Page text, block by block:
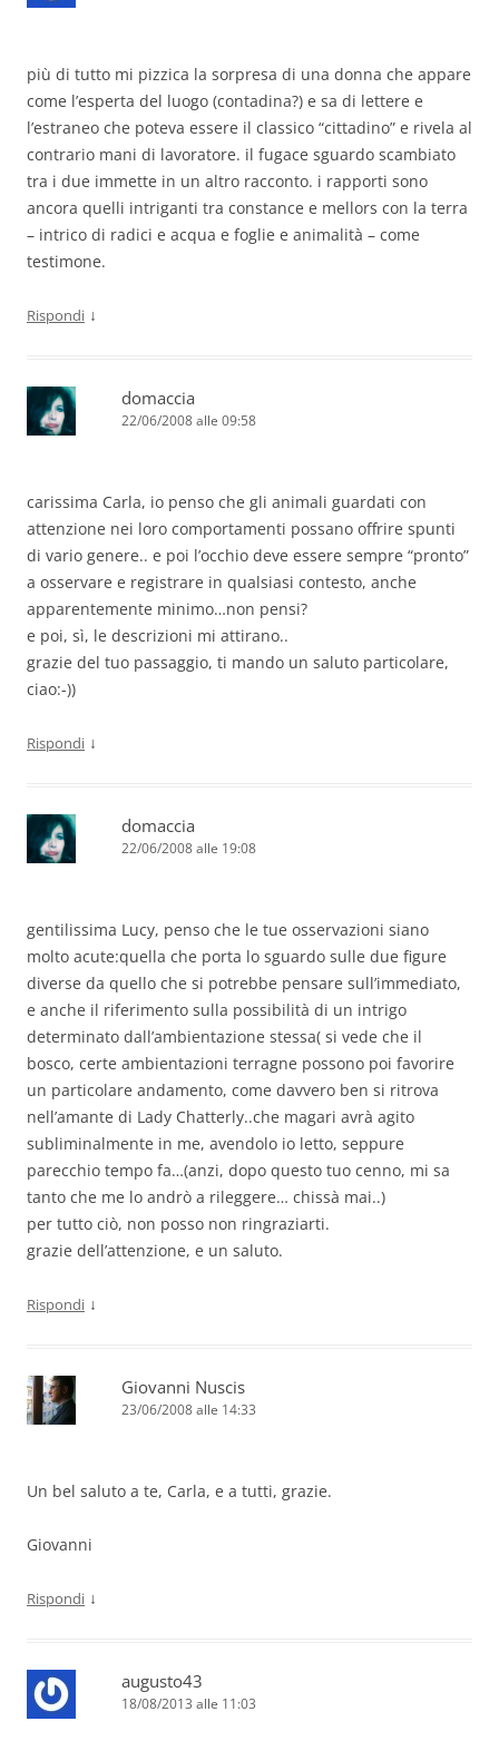
più di tutto mi pizzica la sorpresa di una donna che appare
come l’esperta del luogo (contadina?) e sa di lettere e
l’estraneo che poteva essere il classico “cittadino” e rivela al
contrario mani di lavoratore. il fugace sguardo scambiato
tra i due immette in un altro racconto. i rapporti sono
ancora quelli intriganti tra constance e mellors con la terra
– intrico di radici e acqua e foglie e animalità – come
testimone.
Rispondi ↓
domaccia
22/06/2008 alle 09:58
carissima Carla, io penso che gli animali guardati con
attenzione nei loro comportamenti possano offrire spunti
di vario genere.. e poi l’occhio deve essere sempre “pronto”
a osservare e registrare in qualsiasi contesto, anche
apparentemente minimo…non pensi?
e poi, sì, le descrizioni mi attirano..
grazie del tuo passaggio, ti mando un saluto particolare,
ciao:-))
Rispondi ↓
domaccia
22/06/2008 alle 19:08
gentilissima Lucy, penso che le tue osservazioni siano
molto acute:quella che porta lo sguardo sulle due figure
diverse da quello che si potrebbe pensare sull’immediato,
e anche il riferimento sulla possibilità di un intrigo
determinato dall’ambientazione stessa( si vede che il
bosco, certe ambientazioni terragne possono poi favorire
un particolare andamento, come davvero ben si ritrova
nell’amante di Lady Chatterly..che magari avrà agito
subliminalmente in me, avendolo io letto, seppure
parecchio tempo fa…(anzi, dopo questo tuo cenno, mi sa
tanto che me lo andrò a rileggere… chissà mai..)
per tutto ciò, non posso non ringraziarti.
grazie dell’attenzione, e un saluto.
Rispondi ↓
Giovanni Nuscis
23/06/2008 alle 14:33
Un bel saluto a te, Carla, e a tutti, grazie.
Giovanni
Rispondi ↓
augusto43
18/08/2013 alle 11:03